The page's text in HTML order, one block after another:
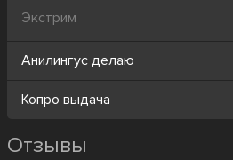
Экстрим
Анилингус делаю
Копро выдача
Отзывы